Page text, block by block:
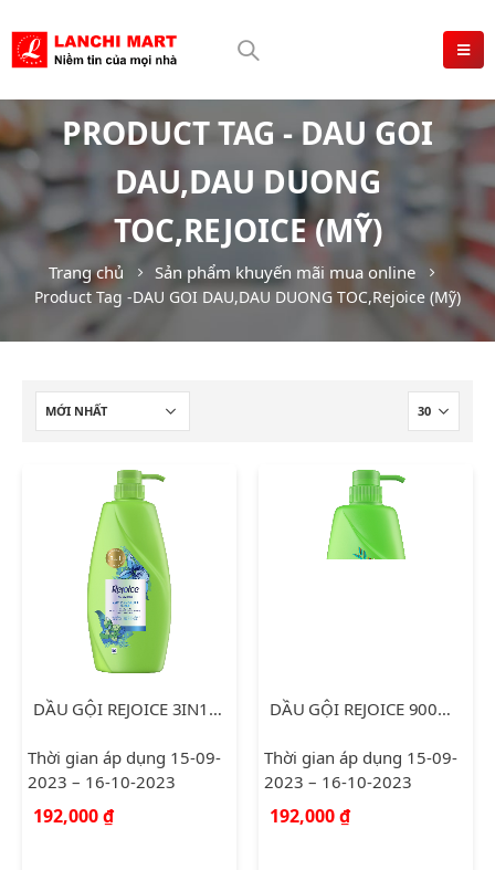
PRODUCT TAG - DAU GOI
DAU,DAU DUONG
TOC,REJOICE (MỸ)
Trang chủ Sản phẩm khuyến mãi mua online
Product Tag -DAU GOI DAU,DAU DUONG TOC,Rejoice (Mỹ)
DẦU GỘI REJOICE 3IN1 900ML
Thời gian áp dụng 15-09-
2023 – 16-10-2023
192,000₫
DẦU GỘI REJOICE 900ML SIÊU MƯỢT
Thời gian áp dụng 15-09-
2023 – 16-10-2023
192,000₫